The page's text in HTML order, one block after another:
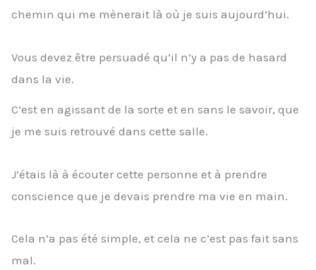
chemin qui me mènerait là où je suis aujourd’hui.
Vous devez être persuadé qu’il n’y a pas de hasard
dans la vie.
C’est en agissant de la sorte et en sans le savoir, que
je me suis retrouvé dans cette salle.
J’étais là à écouter cette personne et à prendre
conscience que je devais prendre ma vie en main.
Cela n’a pas été simple, et cela ne c’est pas fait sans
mal.